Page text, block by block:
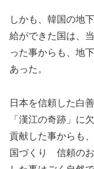
しかも、韓国の地
給ができた国は、
った事からも、地
あった。
日本を信頼した白
「漢江の奇跡」に
貢献した事からも
国づくり 信頼のお